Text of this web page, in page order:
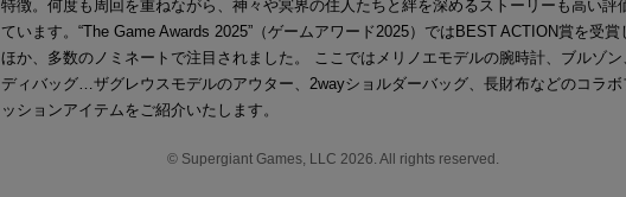
特徴。何度も周回を重ねながら、神々や冥界の住人たちと絆を深めるストーリーも高い評
ています。“The Game Awards 2025”（ゲームアワード2025）ではBEST ACTION賞を受賞
ほか、多数のノミネートで注目されました。 ここではメリノエモデルの腕時計、ブルゾン
ディバッグ…ザグレウスモデルのアウター、2wayショルダーバッグ、長財布などのコラボ
ッションアイテムをご紹介いたします。
© Supergiant Games, LLC 2026. All rights reserved.